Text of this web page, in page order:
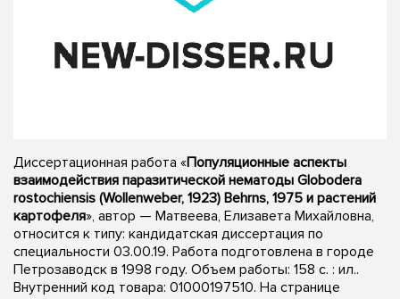
Диссертационная работа «Популяционные аспекты
взаимодействия паразитической нематоды Globodera
rostochiensis (Wollenweber, 1923) Behrns, 1975 и растений
картофеля», автор — Матвеева, Елизавета Михайловна,
относится к типу: кандидатская диссертация по
специальности 03.00.19. Работа подготовлена в городе
Петрозаводск в 1998 году. Объем работы: 158 с. : ил..
Внутренний код товара: 01000197510. На странице